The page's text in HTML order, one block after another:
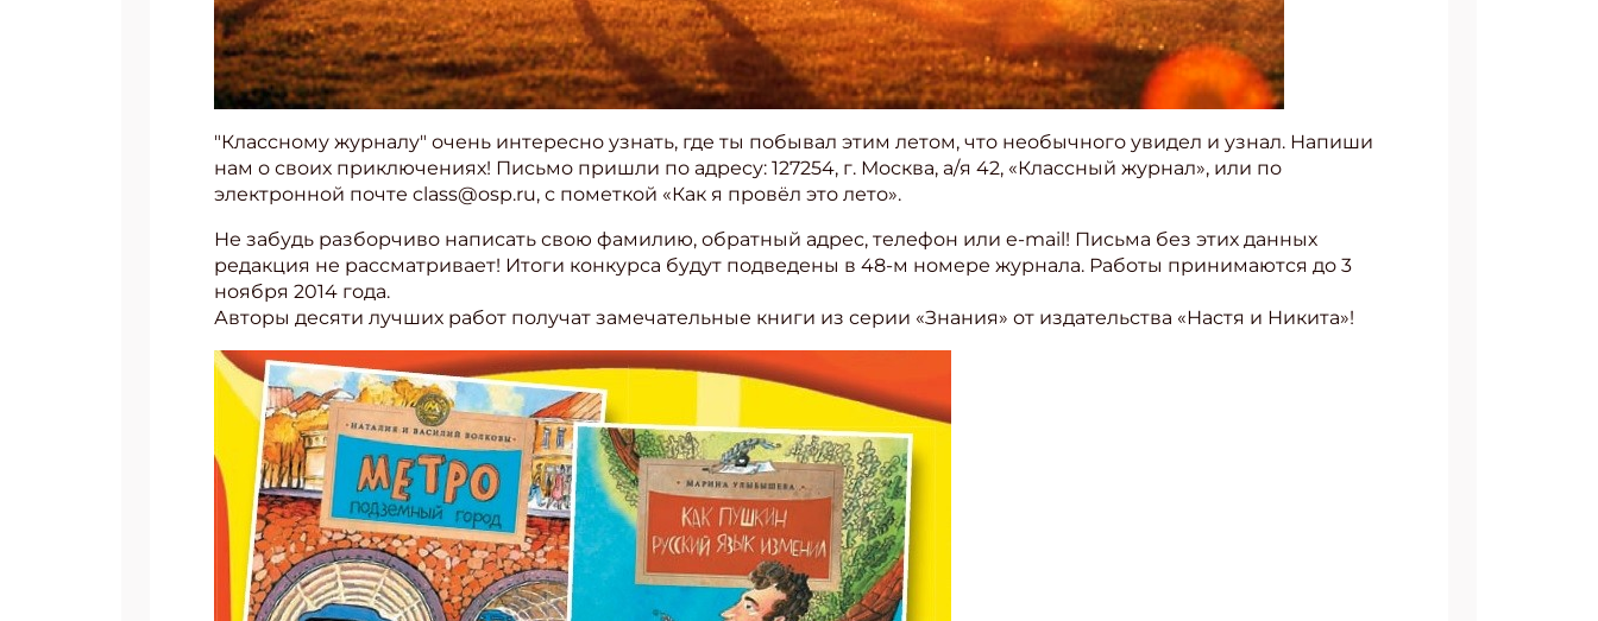
"Классному журналу" очень интересно узнать, где ты побывал этим летом, что необычного увидел и узнал. Напиши
нам о своих приключениях! Письмо пришли по адресу: 127254, г. Москва, а/я 42, «Классный журнал», или по
электронной почте class@osp.ru, с пометкой «Как я провёл это лето».
Не забудь разборчиво написать свою фамилию, обратный адрес, телефон или e-mail! Письма без этих данных
редакция не рассматривает! Итоги конкурса будут подведены в 48-м номере журнала. Работы принимаются до 3
ноября 2014 года.
Авторы десяти лучших работ получат замечательные книги из серии «Знания» от издательства «Настя и Никита»!